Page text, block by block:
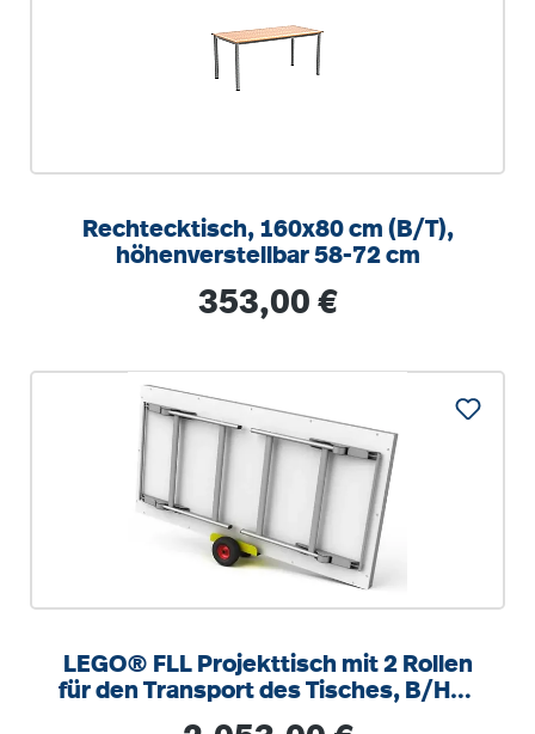
Rechtecktisch, 160x80 cm (B/T),
höhenverstellbar 58-72 cm
Regulärer Preis:
353,00 €
LEGO® FLL Projekttisch mit 2 Rollen
für den Transport des Tisches, B/H/T